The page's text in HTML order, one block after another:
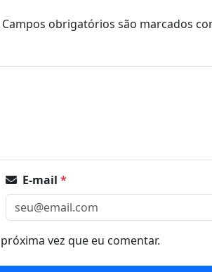
Campos obrigatórios são marcados
E-mail *
vez que eu comentar.